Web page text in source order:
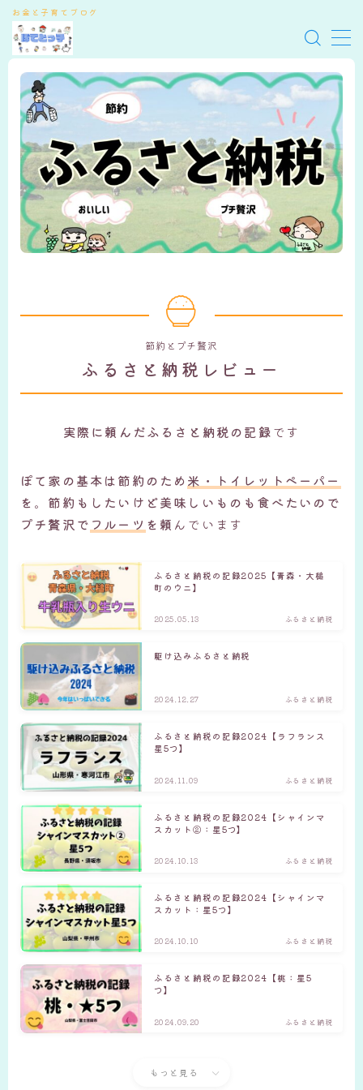
お金と子育てブログ
MENU
ぽてとっ子
お問い合わせ
サイトマップ
節約とプチ贅沢
ふるさと納税レビュー
実際に頼んだふるさと納税の記録です
ぽて家の基本は節約のため 米・トイレットペーパー
を 。 節約もしたいけど美味しいものも食べたいので
プチ贅沢で フルーツ を頼 んでいます
ふるさと納税の記録2025【青森・大槌
町のウニ】
2025.05.13 ふるさと納税
駆け込みふるさと納税
2024.12.27 ふるさと納税
ふるさと納税の記録2024【ラフランス
星5つ】
2024.11.09 ふるさと納税
ふるさと納税の記録2024【シャインマ
スカット②：星5つ】
2024.10.13 ふるさと納税
ふるさと納税の記録2024【シャインマ
スカット：星5つ】
2024.10.10 ふるさと納税
ふるさと納税の記録2024【桃：星5
つ】
2024.09.20 ふるさと納税
もっと見る